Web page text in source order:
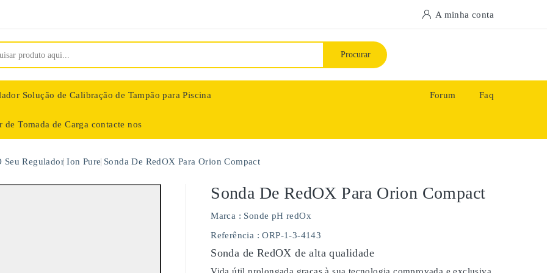
A minha conta
Procurar
Solução de Calibração de Tampão para Piscina
de Tomada de Carga contacte nos
Forum Faq
Seu Regulador Ion Pure Sonda De RedOX Para Orion Compact
Sonda De RedOX Para Orion Compact
Marca : Sonde pH redOx
Referência : ORP-1-3-4143
Sonda de RedOX de alta qualidade